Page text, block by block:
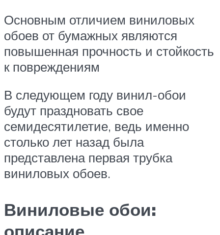
Основным отличием виниловых
обоев от бумажных являются
повышенная прочность и стойкость
к повреждениям
В следующем году винил-обои
будут праздновать свое
семидесятилетие, ведь именно
столько лет назад была
представлена первая трубка
виниловых обоев.
Виниловые обои: